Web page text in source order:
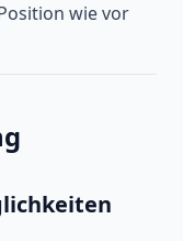
wie vor